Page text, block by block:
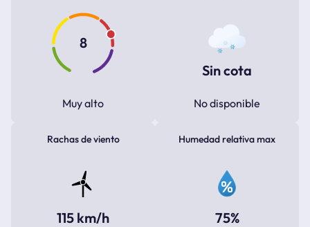
8
Muy alto
Sin cota
No disponible
Rachas de viento
115 km/h
Humedad relativa max
75%